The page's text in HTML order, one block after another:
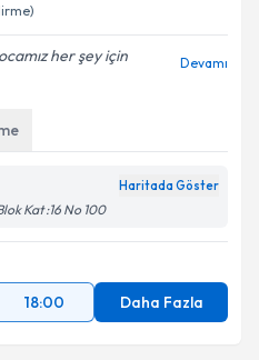
her şey için
Devamı
Haritada Göster
Kat :16 No 100
18:00 Daha Fazla